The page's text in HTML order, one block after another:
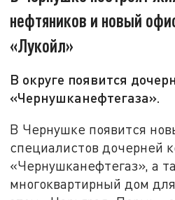
нефтяников и новый
«Лукойл»
В округе появится
«Чернушканефтегаза».
В Чернушке появится
специалистов дочерней
«Чернушканефтегаз», а
многоквартирный дом